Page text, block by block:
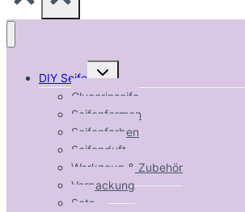
DIY Seife
Untermenü
umschalten
Glycerinseife
Seifenformen
Seifenfarben
Seifenduft
Werkzeug & Zubehör
Verpackung
Sets